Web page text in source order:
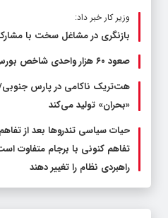
وزیر کار خبر داد:
بازنگری در مشاغل سخت با
صعود ۶۰ هزار واحدی شاخص بورس
هت‌تریک ناکامی در پارس جنوبی/
«بحران» تولید می‌کند
حیات سیاسی تندروها بعد از
تفاهم کنونی با برجام متفاوت
راهبردی نظام را تغییر دهند